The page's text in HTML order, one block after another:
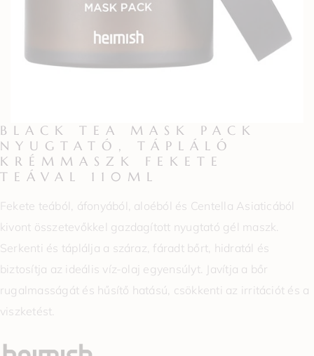
BLACK TEA MASK PACK
NYUGTATÓ, TÁPLÁLÓ
KRÉMMASZK FEKETE
TEÁVAL 110ML
Fekete teából, áfonyából, aloéból és Centella Asiaticából
kivont összetevőkkel gazdagított nyugtató gél maszk.
Serkenti és táplálja a száraz, fáradt bőrt, hidratál és
biztosítja az ideális víz-olaj egyensúlyt. Javítja a bőr
rugalmasságát és hűsítő hatású, csökkenti az irritációt és a
viszketést.